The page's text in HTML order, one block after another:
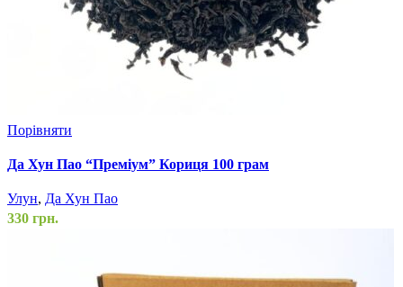
Порівняти
Да Хун Пао “Преміум” Кориця 100 грам
Улун, Да Хун Пао
330 грн.